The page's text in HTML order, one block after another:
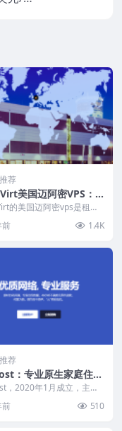
荐
美国迈阿密VPS：0.
月起，10Gbps大带
持支付宝/微信支付
的美国迈阿密vps是租用
前 1.4K
荐
：专业原生家庭住宅
，CN2/CUII/CMI/A
国际线路等，香港/台
/日本/新加坡/美国/
，2020年1月成立，主要
...
前 510